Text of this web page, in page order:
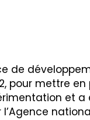
de
pour mettre
et a
l’Agence